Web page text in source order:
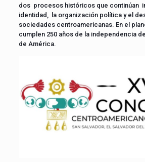
dos procesos históricos que continúan
identidad, la organización política y el
sociedades centroamericanas. En el
cumplen 250 años de la independencia
de América.